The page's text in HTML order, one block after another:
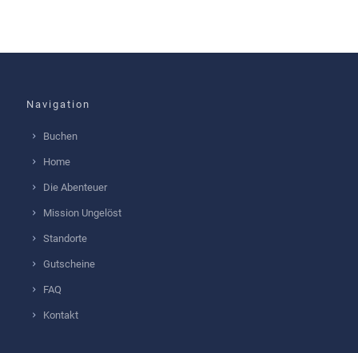
Navigation
Buchen
Home
Die Abenteuer
Mission Ungelöst
Standorte
Gutscheine
FAQ
Kontakt